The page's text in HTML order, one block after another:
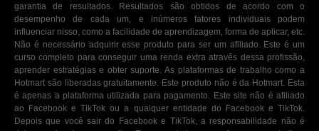
garantia de resultados. Resultados são obtidos de acordo com o
desempenho de cada um, e inúmeros fatores individuais podem
influenciar nisso, como a facilidade de aprendizagem, forma de aplicar, etc.
Não é necessário adquirir esse produto para ser um afiliado. Este é um
curso completo para conseguir uma renda extra através dessa profissão,
aprender estratégias e obter suporte. As plataformas de trabalho como a
Hotmart são liberadas gratuitamente. Este produto não é da Hotmart. Esta
é apenas a plataforma utilizada para pagamento. Este site não é afiliado
ao Facebook e TikTok ou a qualquer entidade do Facebook e TikTok.
Depois que você sair do Facebook e TikTok, a responsabilidade não é